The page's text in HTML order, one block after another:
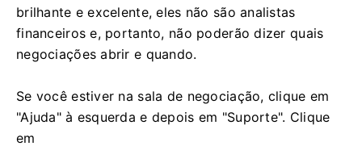
brilhante e excelente, eles não são analistas
financeiros e, portanto, não poderão dizer quais
negociações abrir e quando.
Se você estiver na sala de negociação, clique em
"Ajuda" à esquerda e depois em "Suporte". Clique
em